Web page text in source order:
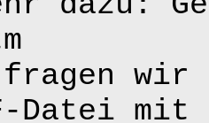
wir
Datei